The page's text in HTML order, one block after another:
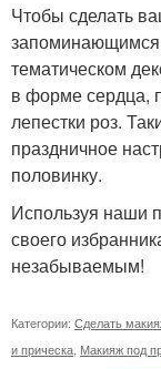
Чтобы сделать
тематическом
в форме сердца,
лепестки роз.
праздничное
половинку.
Используя наши
своего
незабываемым!
Категории: Сделать
и прическа Макияж под